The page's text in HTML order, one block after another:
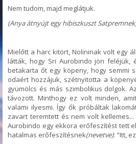
Nem tudom, majd meglátjuk.
(Anya átnyújt egy hibiszkuszt
Mielőtt a harc kitört, Nolininak volt egy
látták, hogy Sri Aurobindo jön
betakarta őt egy köpeny, hogy semmi
odaért hozzájuk, szétnyitotta a
gyümölcs és más szimbolikus dolgok.
távozott. Minthogy ez volt minden,
valami ilyesmi. Így ők próbáltak
zavart teremtett és nem volt
Aurobindo egy ekkora erőfeszítést tett
hatalmas erőfeszítésnek(nevetve): "Itt,